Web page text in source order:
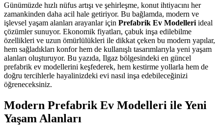
Günümüzde hızlı nüfus artışı ve şehirleşme, konut ihtiyacını her
zamankinden daha acil hale getiriyor. Bu bağlamda, modern ve
işlevsel yaşam alanları arayanlar için Prefabrik Ev Modelleri ideal
çözümler sunuyor. Ekonomik fiyatları, çabuk inşa edilebilme
özellikleri ve uzun ömürlülükleri ile dikkat çeken bu modern yapılar,
hem sağladıkları konfor hem de kullanışlı tasarımlarıyla yeni yaşam
alanları oluşturuyor. Bu yazıda, Ilgaz bölgesindeki en güncel
prefabrik ev modellerini keşfederek, hem kestirme yollarla hem de
doğru tercihlerle hayalinizdeki evi nasıl inşa edebileceğinizi
öğreneceksiniz.
Modern Prefabrik Ev Modelleri ile Yeni
Yaşam Alanları